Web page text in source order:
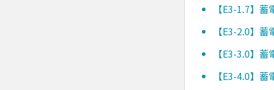
【E3-1.7】蓄
【E3-2.0】蓄
【E3-3.0】蓄
【E3-4.0】蓄